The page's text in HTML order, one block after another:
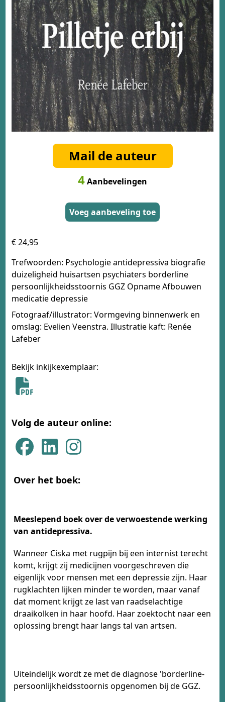
Mail de auteur
4Aanbevelingen
Voeg aanbeveling toe
€ 24,95
Trefwoorden: Psychologie antidepressiva biografie
duizeligheid huisartsen psychiaters borderline
persoonlijkheidsstoornis GGZ Opname Afbouwen
medicatie depressie
Fotograaf/illustrator: Vormgeving binnenwerk en
omslag: Evelien Veenstra. Illustratie kaft: Renée
Lafeber
Bekijk inkijkexemplaar:
Volg de auteur online:
Over het boek:
Meeslepend boek over de verwoestende werking
van antidepressiva.
Wanneer Ciska met rugpijn bij een internist terecht
komt, krijgt zij medicijnen voorgeschreven die
eigenlijk voor mensen met een depressie zijn. Haar
rugklachten lijken minder te worden, maar vanaf
dat moment krijgt ze last van raadselachtige
draaikolken in haar hoofd. Haar zoektocht naar een
oplossing brengt haar langs tal van artsen.
Uiteindelijk wordt ze met de diagnose 'borderline-
persoonlijkheidsstoornis opgenomen bij de GGZ.